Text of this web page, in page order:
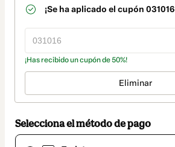
¡Se ha aplicado el cupón 031016
¡Has recibido un cupón de 50%!
Eliminar
Selecciona el método de pago
El